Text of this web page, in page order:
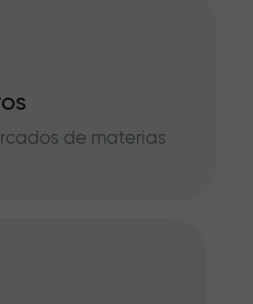
de materias